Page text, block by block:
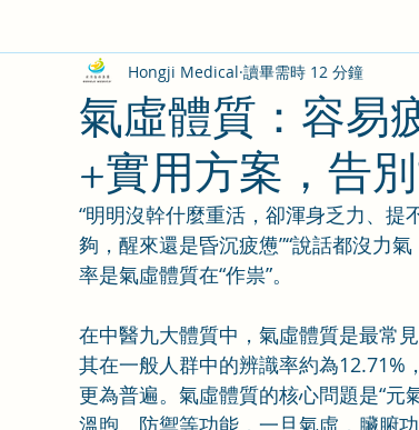
氣虛體質：容易
+實用方案，告
Hongji Medical 讀畢需時 12 分鐘
“明明沒幹什麼重活，卻渾身乏力、提
夠，醒來還是昏沉疲憊”“說話都沒力
率是氣虛體質在“作祟”。
在中醫九大體質中，氣虛體質是最常
其在一般人群中的辨識率約為12.71%
更為普遍。氣虛體質的核心問題是“元
溫煦、防禦等功能，一旦氣虛，臟腑